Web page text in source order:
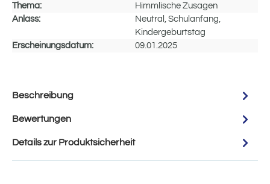
Thema:
Himmlische Zusagen
Anlass:
Neutral, Schulanfang,
Kindergeburtstag
Erscheinungsdatum:
09.01.2025
Beschreibung
Bewertungen
Details zur Produktsicherheit